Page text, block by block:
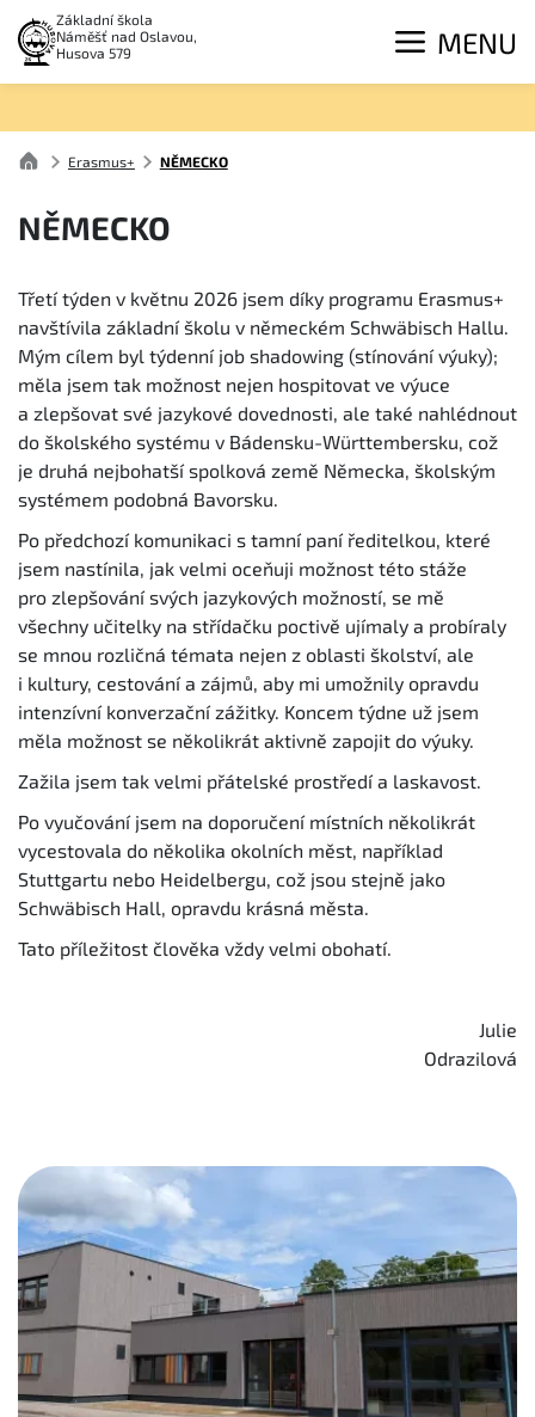
Základní škola
Náměšť nad Oslavou,
Husova 579
MENU
Erasmus+ NĚMECKO
NĚMECKO
Třetí týden v květnu 2026 jsem díky programu Erasmus+
navštívila základní školu v německém Schwäbisch Hallu.
Mým cílem byl týdenní job shadowing (stínování výuky);
měla jsem tak možnost nejen hospitovat ve výuce
a zlepšovat své jazykové dovednosti, ale také nahlédnout
do školského systému v Bádensku-Württembersku, což
je druhá nejbohatší spolková země Německa, školským
systémem podobná Bavorsku.
Po předchozí komunikaci s tamní paní ředitelkou, které
jsem nastínila, jak velmi oceňuji možnost této stáže
pro zlepšování svých jazykových možností, se mě
všechny učitelky na střídačku poctivě ujímaly a probíraly
se mnou rozličná témata nejen z oblasti školství, ale
i kultury, cestování a zájmů, aby mi umožnily opravdu
intenzívní konverzační zážitky. Koncem týdne už jsem
měla možnost se několikrát aktivně zapojit do výuky.
Zažila jsem tak velmi přátelské prostředí a laskavost.
Po vyučování jsem na doporučení místních několikrát
vycestovala do několika okolních měst, například
Stuttgartu nebo Heidelbergu, což jsou stejně jako
Schwäbisch Hall, opravdu krásná města.
Tato příležitost člověka vždy velmi obohatí.
Julie
Odrazilová